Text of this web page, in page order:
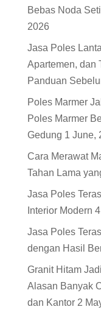
Bebas Noda
2026
Jasa Poles
Apartemen, dan
Panduan
Poles Marmer
Poles Marmer
Gedung 1 June,
Cara Merawat
Tahan Lama
Jasa Poles
Interior Modern
Jasa Poles
dengan Hasil
Granit Hitam
Alasan Banyak
dan Kantor 2